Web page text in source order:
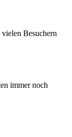
Besuchern
immer noch